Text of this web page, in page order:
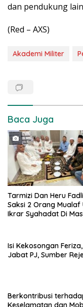
dan pendukung
(Red – AXS)
Akademi Militer
Baca Juga
Tarmizi Dan Heru
Saksi 2 Orang Mualaf
Ikrar Syahadat Di
Isi Kekosongan Feriza,
Jabat PJ, Sumber
Berkontribusi
Keselamatan dan